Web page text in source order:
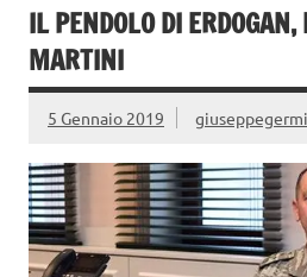
IL PENDOLO DI
MARTINI
5 Gennaio 2019